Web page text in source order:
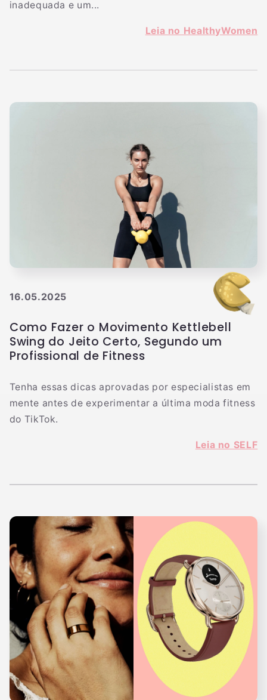
inadequada e um...
Leia no HealthyWomen
16.05.2025
Como Fazer o Movimento Kettlebell
Swing do Jeito Certo, Segundo um
Profissional de Fitness
Tenha essas dicas aprovadas por especialistas em
mente antes de experimentar a última moda fitness
do TikTok.
Leia no SELF